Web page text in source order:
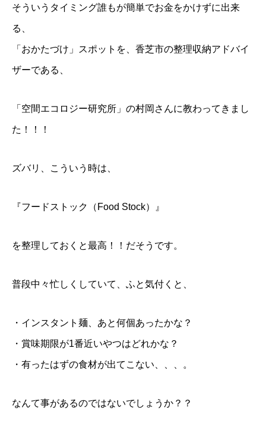
そういうタイミング誰もが簡単でお金をかけずに出来
る、
「おかたづけ」スポットを、香芝市の整理収納アドバイ
ザーである、
「空間エコロジー研究所」の村岡さんに教わってきまし
た！！！
ズバリ、こういう時は、
『フードストック（Food Stock）』
を整理しておくと最高！！だそうです。
普段中々忙しくしていて、ふと気付くと、
・インスタント麺、あと何個あったかな？
・賞味期限が1番近いやつはどれかな？
・有ったはずの食材が出てこない、、、。
なんて事があるのではないでしょうか？？